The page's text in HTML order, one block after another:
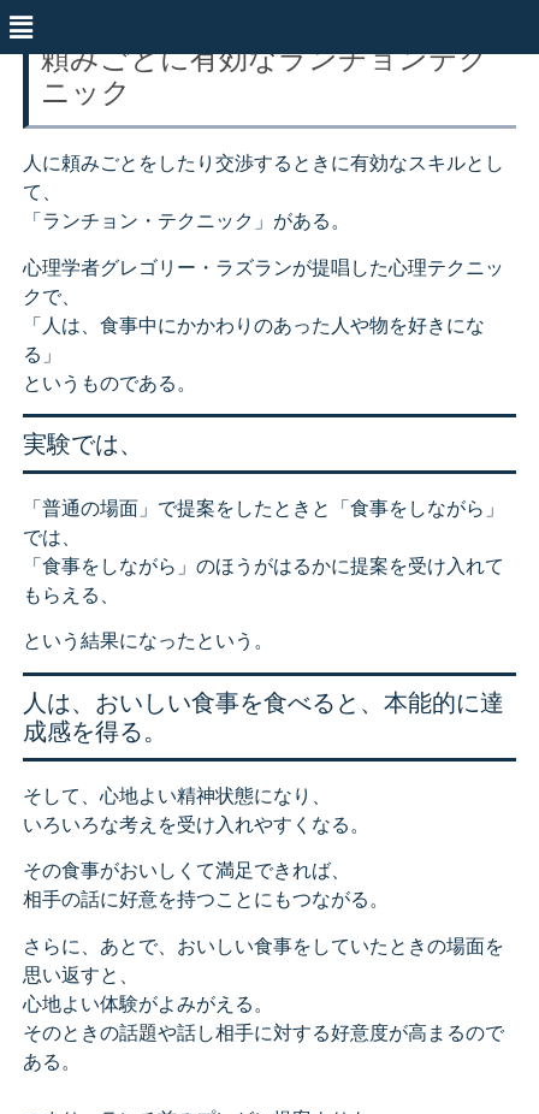
頼みごとに有効なランチョンテク
ニック
人に頼みごとをしたり交渉するときに有効なスキルとし
て、
「ランチョン・テクニック」がある。
心理学者グレゴリー・ラズランが提唱した心理テクニッ
クで、
「人は、食事中にかかわりのあった人や物を好きにな
る」
というものである。
実験では、
「普通の場面」で提案をしたときと「食事をしながら」
では、
「食事をしながら」のほうがはるかに提案を受け入れて
もらえる、
という結果になったという。
人は、おいしい食事を食べると、本能的に達
成感を得る。
そして、心地よい精神状態になり、
いろいろな考えを受け入れやすくなる。
その食事がおいしくて満足できれば、
相手の話に好意を持つことにもつながる。
さらに、あとで、おいしい食事をしていたときの場面を
思い返すと、
心地よい体験がよみがえる。
そのときの話題や話し相手に対する好意度が高まるので
ある。